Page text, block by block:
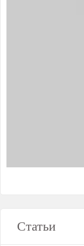
Статьи